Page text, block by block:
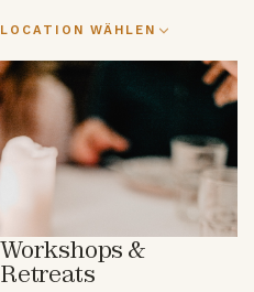
LOCATION WÄHLEN
Workshops &
Retreats